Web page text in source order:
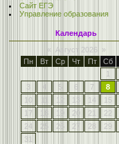
Сайт ЕГЭ
Управление образования
Календарь
«
Август 2026
»
Пн
Вт Ср Чт Пт Сб
1
3
4 5 6 7 8
10
11 12 13 14 15
17
18 19 20 21 22
24
25 26 27 28 29
31